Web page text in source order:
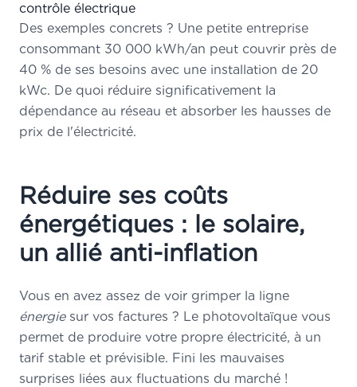
contrôle électrique
Des exemples concrets ? Une petite entreprise
consommant 30 000 kWh/an peut couvrir près de
40 % de ses besoins avec une installation de 20
kWc. De quoi réduire significativement la
dépendance au réseau et absorber les hausses de
prix de l'électricité.
Réduire ses coûts
énergétiques : le solaire,
un allié anti-inflation
Vous en avez assez de voir grimper la ligne
énergiesur vos factures ? Le photovoltaïque vous
permet de produire votre propre électricité, à un
tarif stable et prévisible. Fini les mauvaises
surprises liées aux fluctuations du marché !